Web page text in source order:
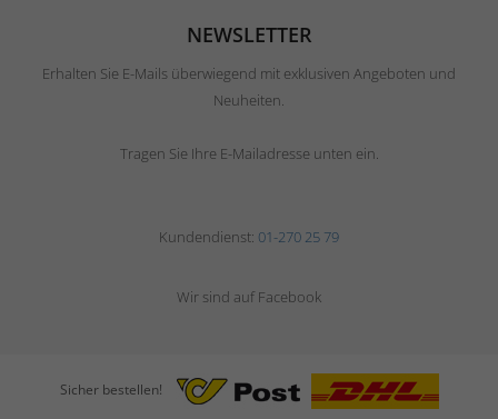
NEWSLETTER
Erhalten Sie E-Mails überwiegend mit exklusiven Angeboten und
Neuheiten.
Tragen Sie Ihre E-Mailadresse unten ein.
Kundendienst: 01-270 25 79
Wir sind auf Facebook
Sicher bestellen!